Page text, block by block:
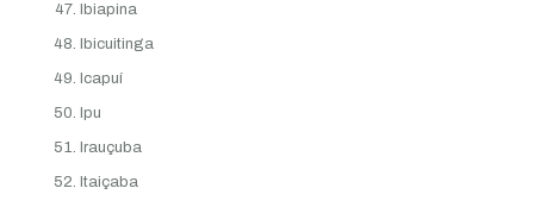
Ibiapina
Ibicuitinga
Icapuí
Ipu
Irauçuba
Itaiçaba